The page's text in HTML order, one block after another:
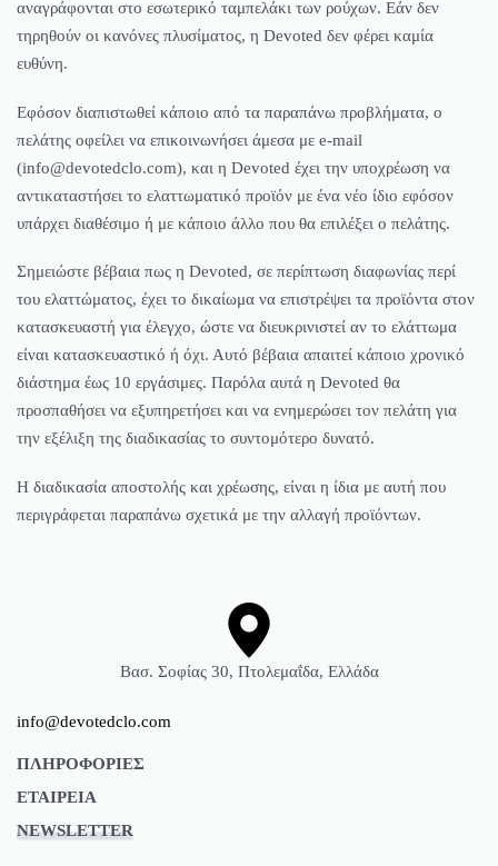
αναγράφονται στο εσωτερικό ταμπελάκι των ρούχων. Εάν δεν
τηρηθούν οι κανόνες πλυσίματος, η Devoted δεν φέρει καμία
ευθύνη.
Εφόσον διαπιστωθεί κάποιο από τα παραπάνω προβλήματα, ο
πελάτης οφείλει να επικοινωνήσει άμεσα με e-mail
(info@devotedclo.com), και η Devoted έχει την υποχρέωση να
αντικαταστήσει το ελαττωματικό προϊόν με ένα νέο ίδιο εφόσον
υπάρχει διαθέσιμο ή με κάποιο άλλο που θα επιλέξει ο πελάτης.
Σημειώστε βέβαια πως η Devoted, σε περίπτωση διαφωνίας περί
του ελαττώματος, έχει το δικαίωμα να επιστρέψει τα προϊόντα στον
κατασκευαστή για έλεγχο, ώστε να διευκρινιστεί αν το ελάττωμα
είναι κατασκευαστικό ή όχι. Αυτό βέβαια απαιτεί κάποιο χρονικό
διάστημα έως 10 εργάσιμες. Παρόλα αυτά η Devoted θα
προσπαθήσει να εξυπηρετήσει και να ενημερώσει τον πελάτη για
την εξέλιξη της διαδικασίας το συντομότερο δυνατό.
Η διαδικασία αποστολής και χρέωσης, είναι η ίδια με αυτή που
περιγράφεται παραπάνω σχετικά με την αλλαγή προϊόντων.
Βασ. Σοφίας 30, Πτολεμαΐδα, Ελλάδα
info@devotedclo.com
ΠΛΗΡΟΦΟΡΙΕΣ
Όροι Χρήσης
Τρόποι Αποστολής
ΕΤΑΙΡΕΙΑ
Επικοινωνία
NEWSLETTER